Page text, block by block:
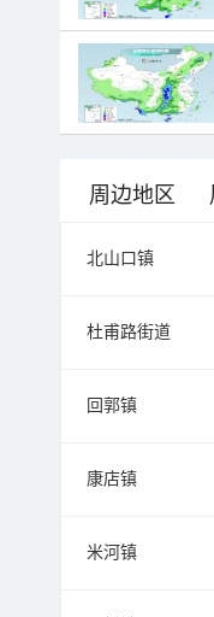
周边地区
北山口镇
杜甫路街道
回郭镇
康店镇
米河镇